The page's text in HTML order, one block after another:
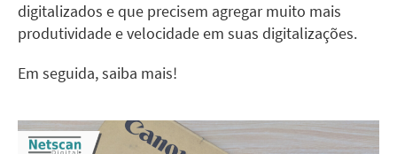
digitalizados e que precisem agregar muito mais
produtividade e velocidade em suas digitalizações.
Em seguida, saiba mais!